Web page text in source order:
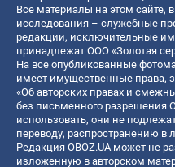
Все материалы на этом сайте,
исследования – служебные
редакции, исключительные
принадлежат ООО «Золотая
На все опубликованные
имеет имущественные
«Об авторских правах и
без письменного разрешения
использовать, они не
переводу, распространению в
Редакция OBOZ.UA может не
изложенную в авторском